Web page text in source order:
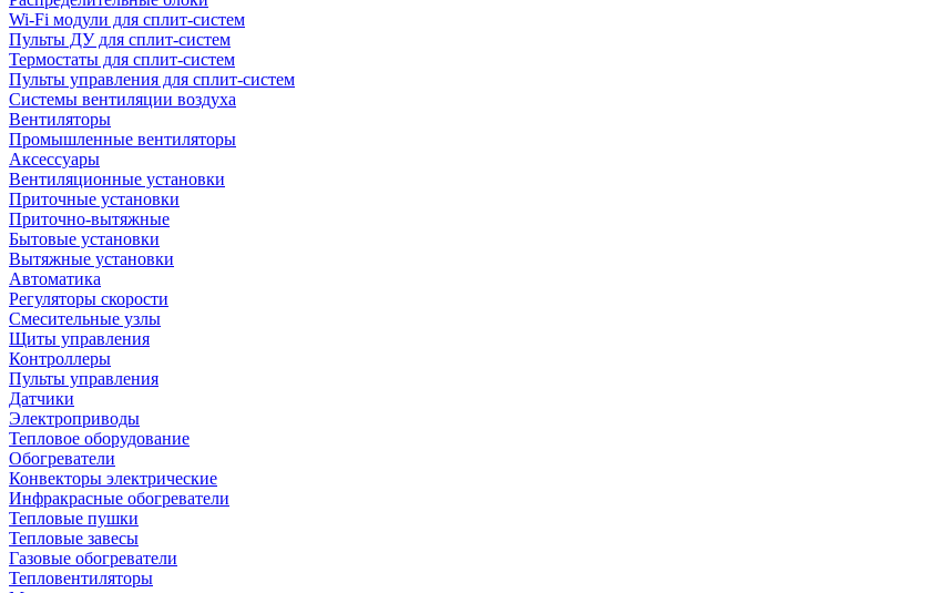
Wi-Fi модули для сплит-систем
Пульты ДУ для сплит-систем
Термостаты для сплит-систем
Пульты управления для сплит-систем
Системы вентиляции воздуха
Вентиляторы
Промышленные вентиляторы
Аксессуары
Вентиляционные установки
Приточные установки
Приточно-вытяжные
Бытовые установки
Вытяжные установки
Автоматика
Регуляторы скорости
Смесительные узлы
Щиты управления
Контроллеры
Пульты управления
Датчики
Электроприводы
Тепловое оборудование
Обогреватели
Конвекторы электрические
Инфракрасные обогреватели
Тепловые пушки
Тепловые завесы
Газовые обогреватели
Тепловентиляторы